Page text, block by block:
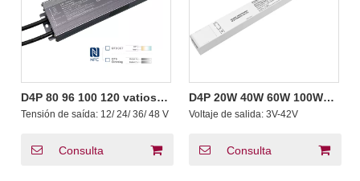
D4P 80 96 100 120 vatios
CV Push DALI-2 D4i
CCT Temperatura de cor
Tensión de saída: 12/ 24/ 36/ 48 V
Consulta
D4P 20W 40W 60W 100W
DALI-2 D4i Push Dimming
LED Driver con certificado
sistemas de iluminación
Voltaje de salida: 3V-42V
Consulta